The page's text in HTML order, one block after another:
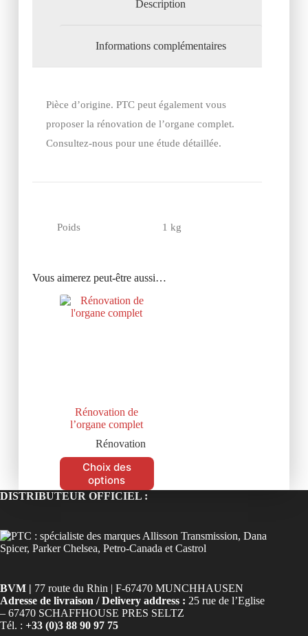
Description
Informations complémentaires
Pièce d’origine. PTC peut également vous
proposer la rénovation de l’organe complet.
Consultez-nous pour une étude détaillée.
Poids 1 kg
Vous aimerez peut-être aussi…
Rénovation de
l’organe complet
Rénovation
Choix des
options
DISTRIBUTEUR OFFICIEL :
BVM | 77 route du Rhin | F-67470 MUNCHHAUSEN
Adresse de livraison / Delivery address : 25 rue de l’Eglise
– 67470 SCHAFFHOUSE PRES SELTZ
Tél. : +33 (0)3 88 90 97 75